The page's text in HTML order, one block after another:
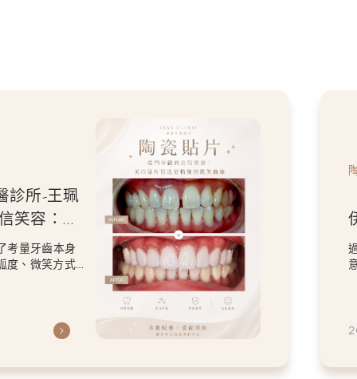
診所-王珮
笑容：美
笑曲線
考量牙齒本身
度、微笑方式